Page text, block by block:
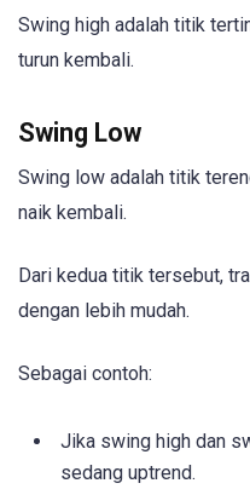
Swing high adalah titik
turun kembali.
Swing Low
Swing low adalah titik
naik kembali.
Dari kedua titik tersebut,
dengan lebih mudah.
Sebagai contoh:
Jika swing high dan
sedang uptrend.